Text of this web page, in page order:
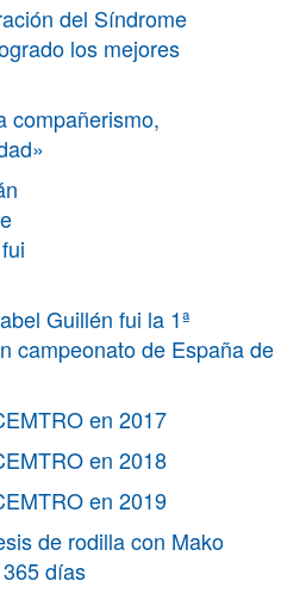
del Síndrome
los mejores
compañerismo,
Guillén fui la 1ª
campeonato de España de
en 2017
en 2018
en 2019
de rodilla con Mako
días